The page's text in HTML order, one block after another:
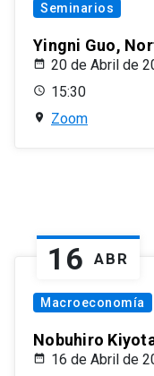
Seminarios
Yingni Guo,
20 de Abril de
15:30
Zoom
16 ABR
Macroeconomía
Nobuhiro
16 de Abril de